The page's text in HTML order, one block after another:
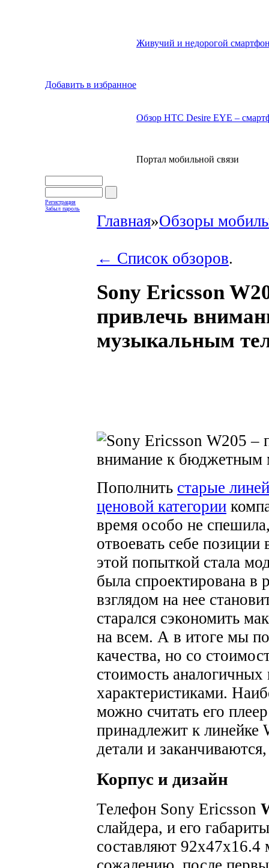
Добавить в избранное
Живучий и недорогой
Обзор HTC Desire EYE –
Портал мобильной связи
Регистрация
Забыл пароль
Главная»Обзоры
← Список обзоров.
Sony Ericsson
привлечь
музыкальным
Пополнить старые
ценовой категории
время особо не
отвоевать себе
этой попыткой стала
была спроектирована в
взглядом на нее
старался сэкономить
на всем. А в итоге мы
качества, но со
стоимость
характеристиками.
можно считать его
принадлежит к линейке
детали и
Корпус и дизайн
Телефон Sony Ericsson
слайдера, и его
составляют